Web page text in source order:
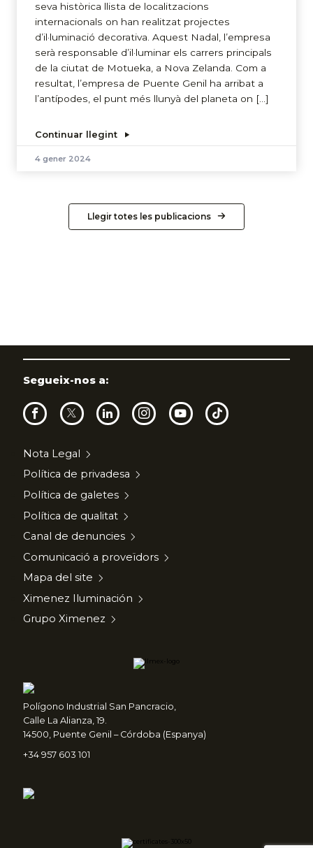
seva històrica llista de localitzacions
internacionals on han realitzat projectes
d’il·luminació decorativa. Aquest Nadal, l’empresa
serà responsable d’il·luminar els carrers principals
de la ciutat de Motueka, a Nova Zelanda. Com a
resultat, l’empresa de Puente Genil ha arribat a
l’antípodes, el punt més llunyà del planeta on […]
Continuar llegint
4 gener 2024
Llegir totes les publicacions
Nota Legal
Política de privadesa
Política de galetes
Política de qualitat
Canal de denuncies
Comunicació a proveïdors
Mapa del site
Ximenez Iluminación
Grupo Ximenez
Segueix-nos a:
Polígono Industrial San Pancracio,
Calle La Alianza, 19.
14500, Puente Genil – Córdoba (Espanya)
+34 957 603 101